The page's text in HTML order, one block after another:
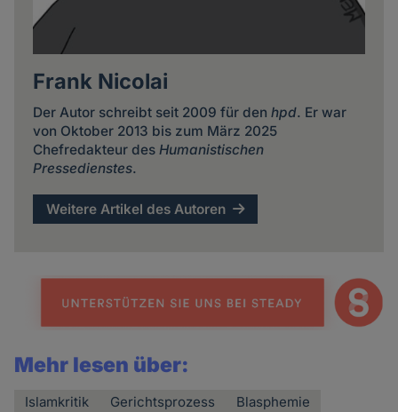
Frank Nicolai
Der Autor schreibt seit 2009 für den hpd. Er war
von Oktober 2013 bis zum März 2025
Chefredakteur des Humanistischen
Pressedienstes.
Weitere Artikel des Autoren
Mehr lesen über:
Islamkritik Gerichtsprozess
Blasphemie